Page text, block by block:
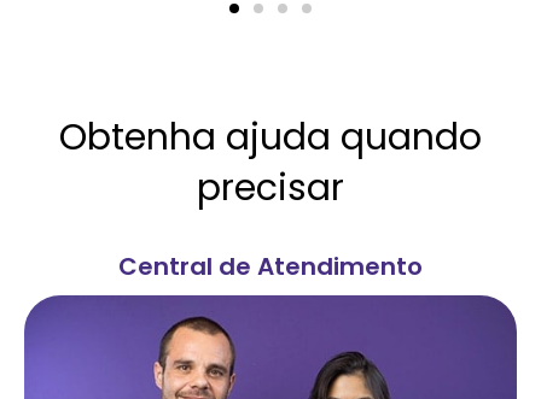
Obtenha ajuda quando
precisar
Central de Atendimento